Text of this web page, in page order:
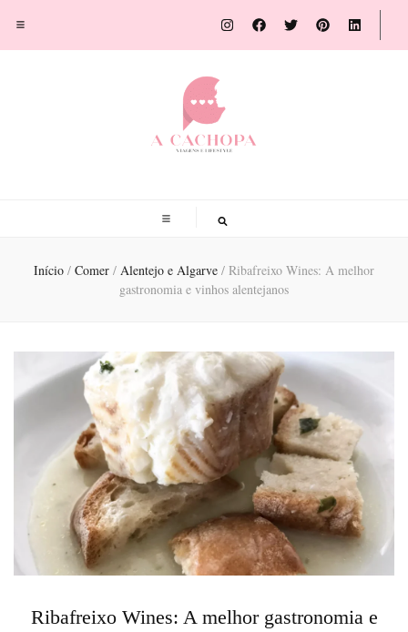
Início / Comer / Alentejo e Algarve / Ribafreixo Wines: A melhor
gastronomia e vinhos alentejanos
Ribafreixo Wines: A melhor gastronomia e